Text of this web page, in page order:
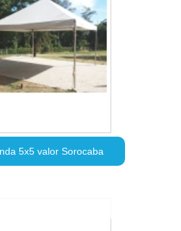
5x5 valor Sorocaba